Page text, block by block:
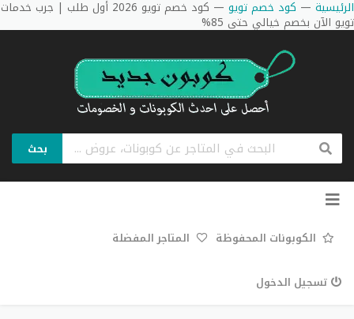
الرئيسية — كود خصم تويو — كود خصم تويو 2026 أول طلب | جرب خدمات
تويو الآن بخصم خيالي حتى 85%
بحث
تخطي
الكوبونات المحفوظة المتاجر المفضلة
تسجيل الدخول